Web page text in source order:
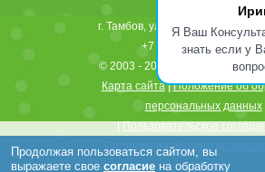
Я Ваш
знать если у
г. Тамбов, ул. Рылеева, д. 82
+7 (475) 242-68-65(24 ч)
© 2003 - 2026,
«Центр ЭКО»
Карта сайта|Положение об
персональных данных
Пользовательское
Согласие на обработку
данных